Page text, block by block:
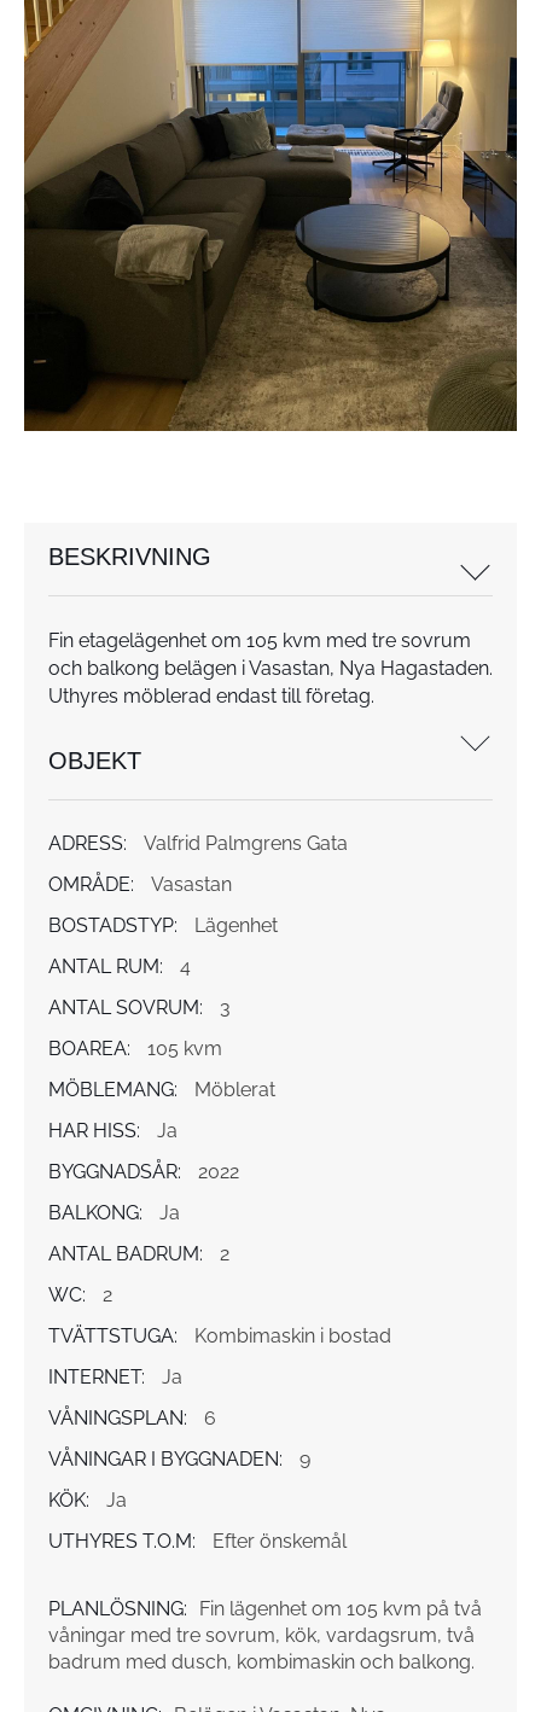
BESKRIVNING
Fin etagelägenhet om 105 kvm med tre sovrum
och balkong belägen i Vasastan, Nya Hagastaden.
Uthyres möblerad endast till företag.
OBJEKT
ADRESS:
Valfrid Palmgrens Gata
OMRÅDE:
Vasastan
BOSTADSTYP:
Lägenhet
ANTAL RUM:
4
ANTAL SOVRUM:
3
BOAREA:
105 kvm
MÖBLEMANG:
Möblerat
HAR HISS:
Ja
BYGGNADSÅR:
2022
BALKONG:
Ja
ANTAL BADRUM:
2
WC:
2
TVÄTTSTUGA:
Kombimaskin i bostad
INTERNET:
Ja
VÅNINGSPLAN:
6
VÅNINGAR I BYGGNADEN:
9
KÖK:
Ja
UTHYRES T.O.M:
Efter önskemål
PLANLÖSNING:
Fin lägenhet om 105 kvm på två
våningar med tre sovrum, kök, vardagsrum, två
badrum med dusch, kombimaskin och balkong.